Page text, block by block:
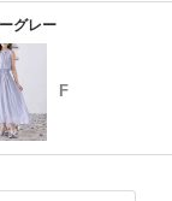
グレー
F